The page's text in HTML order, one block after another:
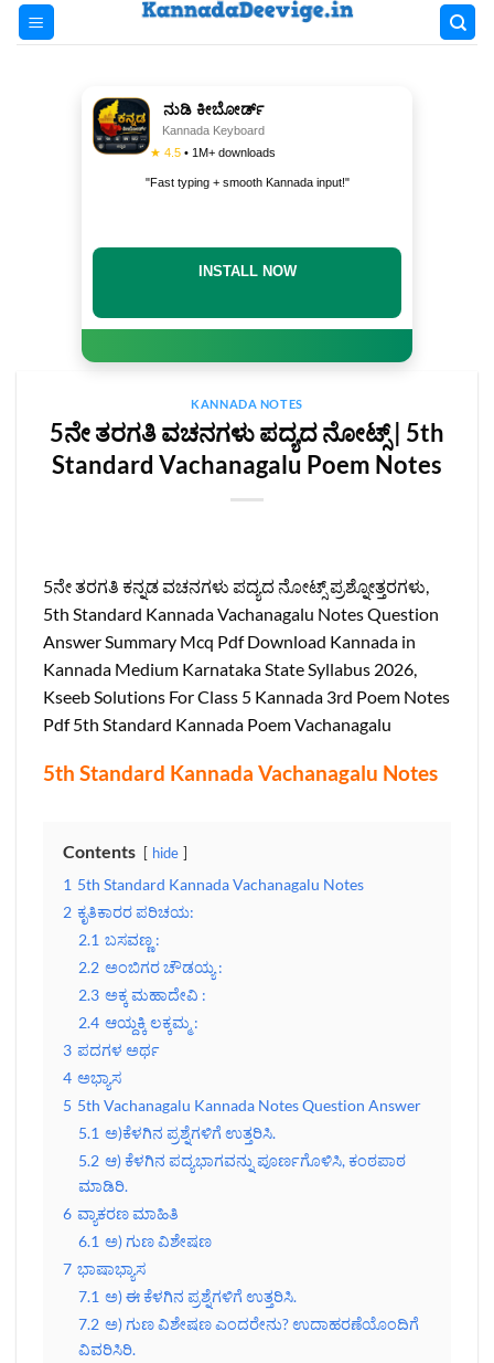
Skip
ನುಡಿ ಕೀಬೋರ್ಡ್
Kannada Keyboard
★ 4.5 • 1M+ downloads
"Fast typing + smooth Kannada input!"
INSTALL NOW
KANNADA NOTES
5ನೇ ತರಗತಿ ವಚನಗಳು ಪದ್ಯದ ನೋಟ್ಸ್‌ | 5th
Standard Vachanagalu Poem Notes
5ನೇ ತರಗತಿ ಕನ್ನಡ ವಚನಗಳು ಪದ್ಯದ ನೋಟ್ಸ್‌ ಪ್ರಶ್ನೋತ್ತರಗಳು,
5th Standard Kannada Vachanagalu Notes Question
Answer Summary Mcq Pdf Download Kannada in
Kannada Medium Karnataka State Syllabus 2026,
Kseeb Solutions For Class 5 Kannada 3rd Poem Notes
Pdf 5th Standard Kannada Poem Vachanagalu
5th Standard Kannada Vachanagalu Notes
Contents hide
1 5th Standard Kannada Vachanagalu Notes
2 ಕೃತಿಕಾರರ ಪರಿಚಯ:
2.1 ಬಸವಣ್ಣ :
2.2 ಅಂಬಿಗರ ಚೌಡಯ್ಯ :
2.3 ಅಕ್ಕ ಮಹಾದೇವಿ :
2.4 ಆಯ್ದಕ್ಕಿ ಲಕ್ಕಮ್ಮ :
3 ಪದಗಳ ಅರ್ಥ
4 ಅಭ್ಯಾಸ
5 5th Vachanagalu Kannada Notes Question Answer
5.1 ಅ)ಕೆಳಗಿನ ಪ್ರಶ್ನೆಗಳಿಗೆ ಉತ್ತರಿಸಿ.
5.2 ಆ) ಕೆಳಗಿನ ಪದ್ಯಭಾಗವನ್ನು ಪೂರ್ಣಗೊಳಿಸಿ, ಕಂಠಪಾಠ
ಮಾಡಿರಿ.
6 ವ್ಯಾಕರಣ ಮಾಹಿತಿ
6.1 ಅ) ಗುಣ ವಿಶೇಷಣ
7 ಭಾಷಾಭ್ಯಾಸ
7.1 ಅ) ಈ ಕೆಳಗಿನ ಪ್ರಶ್ನೆಗಳಿಗೆ ಉತ್ತರಿಸಿ.
7.2 ಅ) ಗುಣ ವಿಶೇಷಣ ಎಂದರೇನು? ಉದಾಹರಣೆಯೊಂದಿಗೆ
ವಿವರಿಸಿರಿ.